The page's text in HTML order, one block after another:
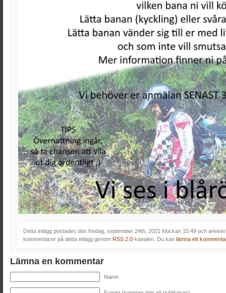
Detta inlägg postades den fredag, september 24th, 2021 klockan 15:49 och
kommentarer på detta inlägg genom RSS 2.0-kanalen. Du kan lämna ett
Lämna en kommentar
Namn